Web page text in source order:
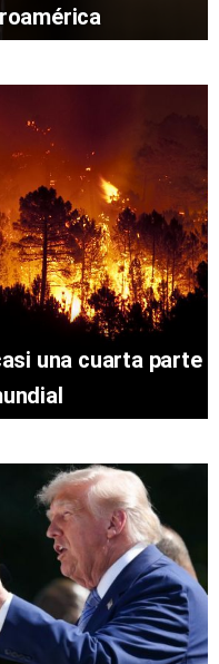
una cuarta parte